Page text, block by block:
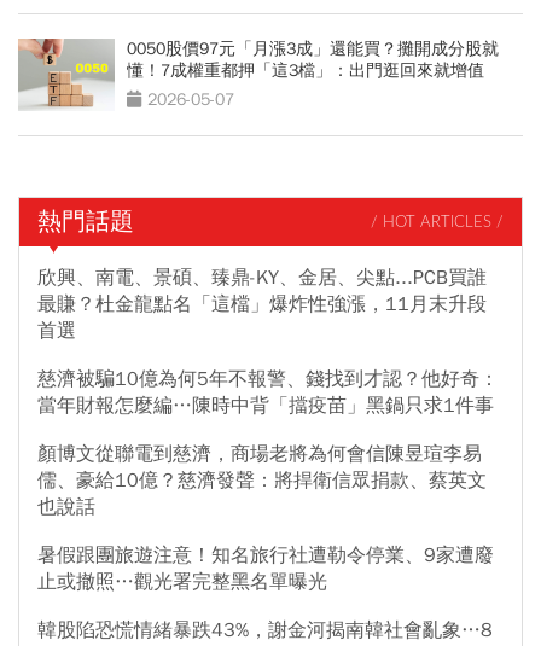
0050股價97元「月漲3成」還能買？攤開成分股就
懂！7成權重都押「這3檔」：出門逛回來就增值
2026-05-07
熱門話題 / HOT ARTICLES /
欣興、南電、景碩、臻鼎-KY、金居、尖點...PCB買誰
最賺？杜金龍點名「這檔」爆炸性強漲，11月末升段
首選
慈濟被騙10億為何5年不報警、錢找到才認？他好奇：
當年財報怎麼編…陳時中背「擋疫苗」黑鍋只求1件事
顏博文從聯電到慈濟，商場老將為何會信陳昱瑄李易
儒、豪給10億？慈濟發聲：將捍衛信眾捐款、蔡英文
也說話
暑假跟團旅遊注意！知名旅行社遭勒令停業、9家遭廢
止或撤照…觀光署完整黑名單曝光
韓股陷恐慌情緒暴跌43%，謝金河揭南韓社會亂象…8